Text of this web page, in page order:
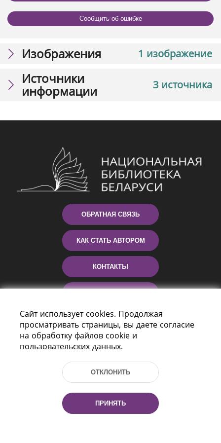
Сообщить об ошибке
1 изображение
Изображения
3 источника
Источники
информации
ОБРАТНАЯ СВЯЗЬ
КАК СТАТЬ АВТОРОМ
КОНТАКТЫ
г. Минск, Республика Беларусь, 220114
Тел.: (+375 17) 368 37 37, Факс: (+375 17)
Сайт использует cookies. Продолжая
просматривать страницы, вы даете согласие
на обработку файлов cookie и
пользовательских данных.
ОТКЛОНИТЬ
ПРИНЯТЬ